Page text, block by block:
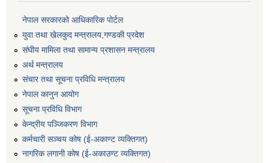
नेपाल सरकारको आधिकारिक पोर्टल
युवा तथा खेलकुद मन्त्रालय,गण्डकी प्रदेश
संघीय मामिला तथा सामान्य प्रशासन मन्त्रालय
अर्थ मन्त्रालय
संचार तथा सूचना प्रविधि मन्त्रालय
नेपाल कानुन आयोग
सूचना प्रविधि विभाग
केन्द्रीय पञ्जिकरण विभाग
कर्मचारी सञ्‍चय कोष (ई‍-अकाण्ट व्यक्तिगत)
नागरिक लगानी कोष (ई-अकाउण्ट व्यक्तिगत)